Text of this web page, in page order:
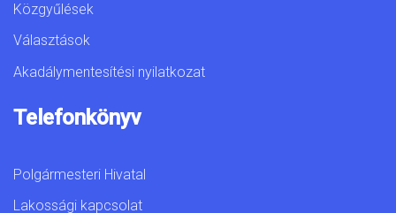
Közgyűlések
Választások
Akadálymentesítési nyilatkozat
Telefonkönyv
Polgármesteri Hivatal
Lakossági kapcsolat